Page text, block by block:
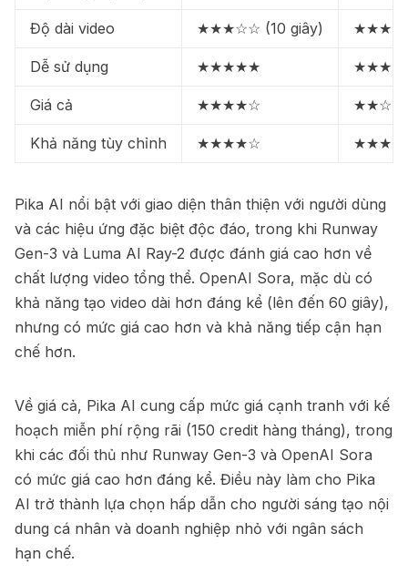
Độ dài video ★★★☆☆ (10 giây)
Dễ sử dụng ★★★★★
Giá cả ★★★★☆
Khả năng tùy chỉnh ★★★★☆
Pika AI nổi bật với giao diện thân thiện với người dùng
và các hiệu ứng đặc biệt độc đáo, trong khi Runway
Gen-3 và Luma AI Ray-2 được đánh giá cao hơn về
chất lượng video tổng thể. OpenAI Sora, mặc dù có
khả năng tạo video dài hơn đáng kể (lên đến 60 giây),
nhưng có mức giá cao hơn và khả năng tiếp cận hạn
chế hơn.
Về giá cả, Pika AI cung cấp mức giá cạnh tranh với kế
hoạch miễn phí rộng rãi (150 credit hàng tháng), trong
khi các đối thủ như Runway Gen-3 và OpenAI Sora
có mức giá cao hơn đáng kể. Điều này làm cho Pika
AI trở thành lựa chọn hấp dẫn cho người sáng tạo nội
dung cá nhân và doanh nghiệp nhỏ với ngân sách
hạn chế.